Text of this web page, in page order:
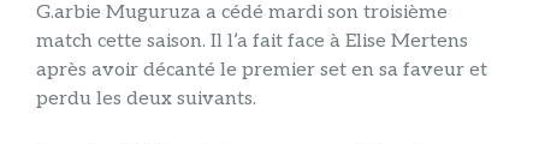
G.arbie Muguruza a cédé mardi son troisième
match cette saison. Il l’a fait face à Elise Mertens
après avoir décanté le premier set en sa faveur et
perdu les deux suivants.